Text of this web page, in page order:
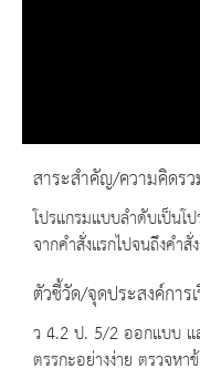
สาระสำคัญ/ความคิดร
โปรแกรมแบบลำดับเป็นโ
จากคำสั่งแรกไปจนถึงคำ
ตัวชี้วัด/จุดประสงค์การ
ว 4.2 ป. 5/2 ออกแบบ แล
ตรรกะอย่างง่าย ตรวจห